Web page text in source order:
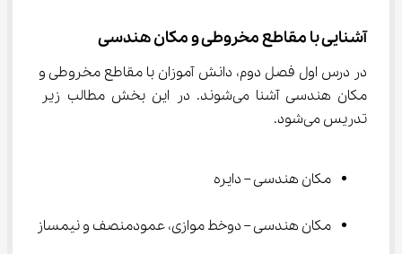
آشنایی با مقاطع مخروطی و مکان هندسی
در درس اول فصل دوم، دانش آموزان با مقاطع مخروطی و
مکان هندسی آشنا می‌شوند. در این بخش مطالب زیر
تدریس می‌شود.
مکان هندسی – دایره
مکان هندسی – دوخط موازی، عمودمنصف و نیمساز